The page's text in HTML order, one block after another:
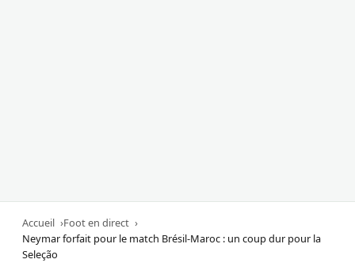
Accueil
Foot en direct
Neymar forfait pour le match Brésil-Maroc : un coup dur pour la
Seleção